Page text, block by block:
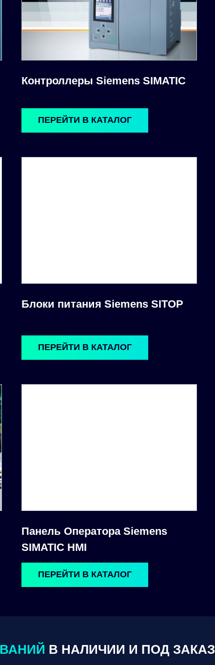
Контроллеры Siemens SIMATIC
ПЕРЕЙТИ В КАТАЛОГ
В НАЛИЧИИ И ПОД ЗАКАЗ
Блоки питания Siemens SITOP
ПЕРЕЙТИ В КАТАЛОГ
Панель Оператора Siemens
SIMATIC HMI
ПЕРЕЙТИ В КАТАЛОГ